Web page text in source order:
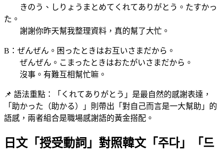
きのう、しりょうまとめてくれてありがとう。たすかっ
た。
謝謝你昨天幫我整理資料，真的幫了大忙。
B：ぜんぜん。困ったときはお互いさまだから。
ぜんぜん。こまったときはおたがいさまだから。
沒事。有難互相幫忙嘛。
📌 語法重點：「くれてありがとう」是最自然的感謝表達，
「助かった（助かる）」則帶出「對自己而言是一大幫助」的
語感，兩者組合是職場感謝語的黃金搭配。
日文「授受動詞」對照韓文「주다」「드